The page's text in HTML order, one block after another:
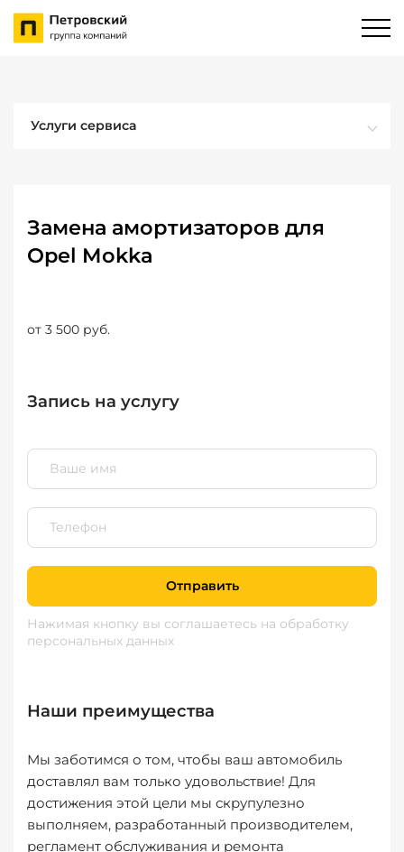
Услуги сервиса
Замена амортизаторов для
Opel Mokka
от 3 500 руб.
Запись на услугу
Отправить
Нажимая кнопку вы соглашаетесь на обработку
персональных данных
Наши преимущества
Мы заботимся о том, чтобы ваш автомобиль
доставлял вам только удовольствие! Для
достижения этой цели мы скрупулезно
выполняем, разработанный производителем,
регламент обслуживания и ремонта